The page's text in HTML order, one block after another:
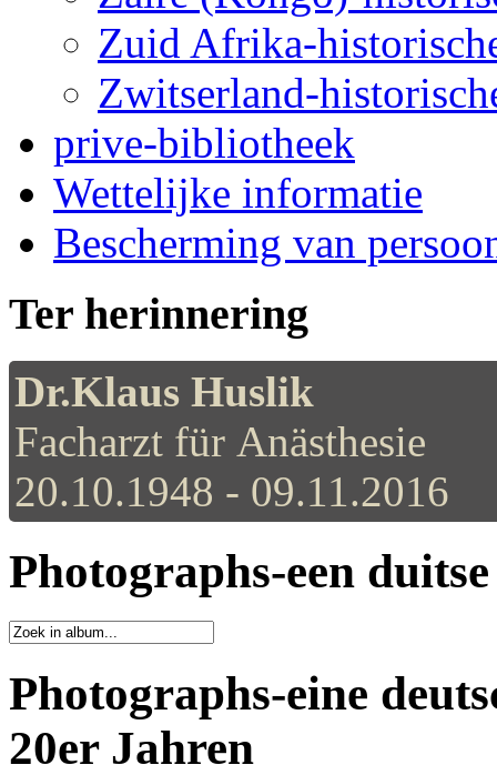
Zuid Afrika-
Zwitserland-
prive-bibliotheek
Wettelijke informatie
Bescherming van
Ter herinnering
Dr.Klaus Huslik
Facharzt für Anästhesie
20.10.1948 - 09.11.2016
Photographs-een
Photographs-eine
20er Jahren